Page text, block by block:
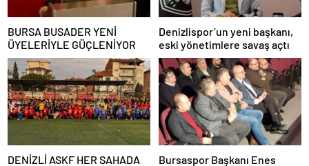
BURSA BUSADER YENİ
ÜYELERİYLE GÜÇLENİYOR
Denizlispor’un yeni başkanı,
eski yönetimlere savaş açtı
DENİZLİ ASKF HER SAHADA
Bursaspor Başkanı Enes